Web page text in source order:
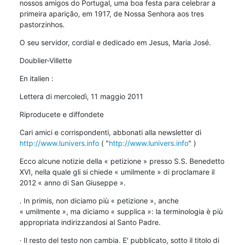
nossos amigos do Portugal, uma boa festa para celebrar a
primeira aparição, em 1917, de Nossa Senhora aos tres
pastorzinhos.
O seu servidor, cordial e dedicado em Jesus, Maria José.
Doublier-Villette
En italien :
Lettera di mercoledì, 11 maggio 2011
Riproducete e diffondete
Cari amici e corrispondenti, abbonati alla newsletter di
http://www.lunivers.info ( "http://www.lunivers.info" )
Ecco alcune notizie della « petizione » presso S.S. Benedetto
XVI, nella quale gli si chiede « umilmente » di proclamare il
2012 « anno di San Giuseppe ».
. In primis, non diciamo più « petizione », anche
« umilmente », ma diciamo « supplica »: la terminologia è più
appropriata indirizzandosi al Santo Padre.
· Il resto del testo non cambia. E' pubblicato, sotto il titolo di